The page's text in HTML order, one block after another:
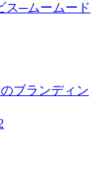
ス─ムームード
ブランディン